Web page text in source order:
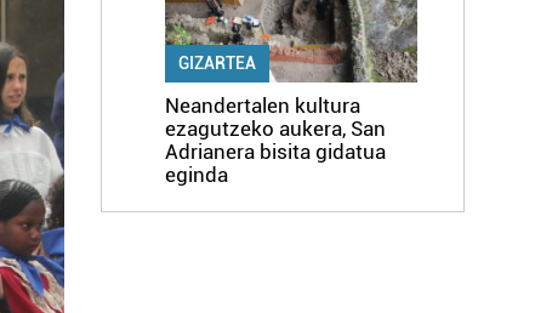
GIZARTEA
Neandertalen kultura
ezagutzeko aukera, San
Adrianera bisita gidatua
eginda